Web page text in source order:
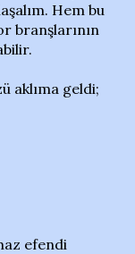
Hem bu
branşlarının
aklıma geldi;
efendi